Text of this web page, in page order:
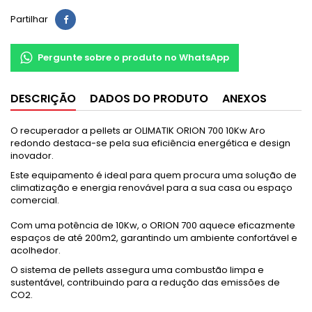
Partilhar
Pergunte sobre o produto no WhatsApp
DESCRIÇÃO DADOS DO PRODUTO ANEXOS
O recuperador a pellets ar OLIMATIK ORION 700 10Kw Aro
redondo destaca-se pela sua eficiência energética e design
inovador.
Este equipamento é ideal para quem procura uma solução de
climatização e energia renovável para a sua casa ou espaço
comercial.
Com uma potência de 10Kw, o ORION 700 aquece eficazmente
espaços de até 200m2, garantindo um ambiente confortável e
acolhedor.
O sistema de pellets assegura uma combustão limpa e
sustentável, contribuindo para a redução das emissões de
CO2.